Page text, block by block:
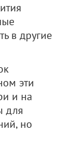
в другие
эти
и на
для
но